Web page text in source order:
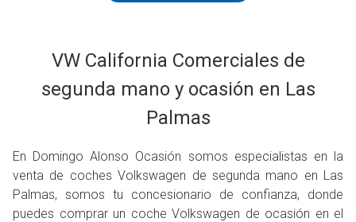
VW California Comerciales de
segunda mano y ocasión en Las
Palmas
En Domingo Alonso Ocasión somos especialistas en la
venta de coches Volkswagen de segunda mano en Las
Palmas, somos tu concesionario de confianza, donde
puedes comprar un coche Volkswagen de ocasión en el